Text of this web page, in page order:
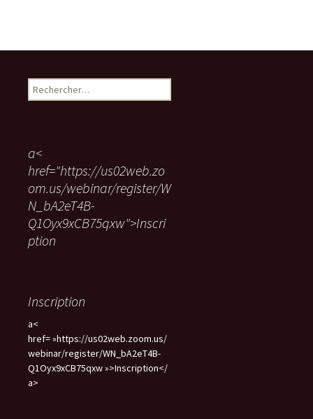
R
e
r
c
h
e
r
:
a<
href="https://us02web.zo
om.us/webinar/register/W
N_bA2eT4B-
Q1Oyx9xCB75qxw">Inscri
ption
Inscription
a<
href= »https://us02web.zoom.us/
webinar/register/WN_bA2eT4B-
Q1Oyx9xCB75qxw »>Inscription</
a>